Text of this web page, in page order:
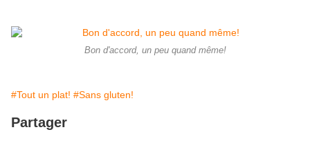
Bon d'accord, un peu quand même!
#Tout un plat! #Sans gluten!
Partager